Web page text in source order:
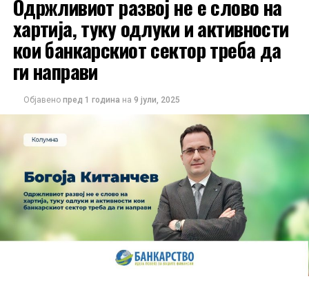
Нашата цел е да создадеме платформа која ќе остане
препознатлива по стручност, интегритет и фокус кон
економските теми што се од интерес за граѓаните и
деловната заедница.
На сите политички партии им посакуваме успех, со
надеж конечно да почнат да работат за интересите на
граѓаните, наместо за сопствените џебови.
Одржливиот развој не е слово на
хартија, туку одлуки и активности
кои банкарскиот сектор треба да
ги направи
Објавено пред 1 година на 9 јули, 2025